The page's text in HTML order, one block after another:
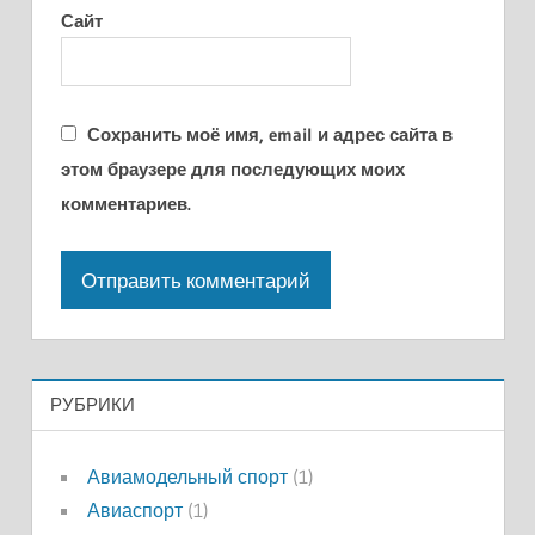
Сайт
Сохранить моё имя, email и адрес сайта в
этом браузере для последующих моих
комментариев.
РУБРИКИ
Авиамодельный спорт(1)
Авиаспорт(1)